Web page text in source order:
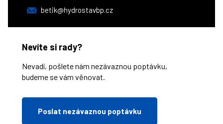
betik@hydrostavbp.cz
Nevíte si rady?
Nevadí, pošlete nám nezávaznou poptávku,
budeme se vám věnovat.
Poslat nezávaznou poptávku